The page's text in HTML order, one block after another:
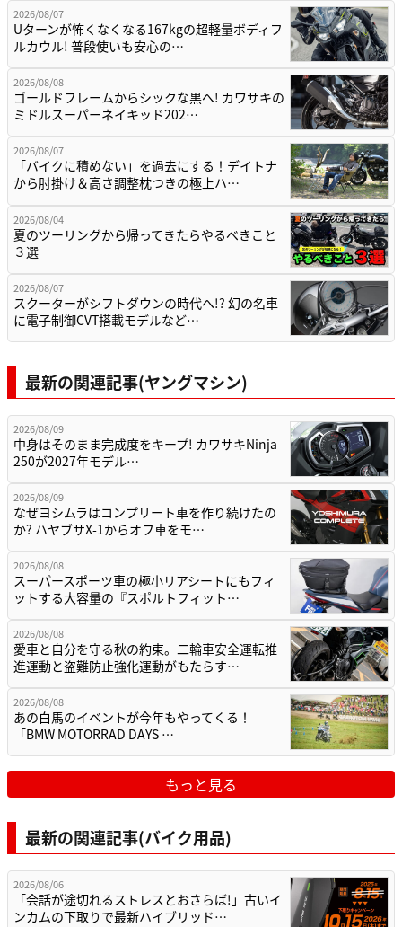
2026/08/07
Uターンが怖くなくなる167kgの超軽量ボディフ
ルカウル! 普段使いも安心の…
2026/08/08
ゴールドフレームからシックな黒へ! カワサキの
ミドルスーパーネイキッド202…
2026/08/07
「バイクに積めない」を過去にする！デイトナ
から肘掛け＆高さ調整枕つきの極上ハ…
2026/08/04
夏のツーリングから帰ってきたらやるべきこと
３選
2026/08/07
スクーターがシフトダウンの時代へ!? 幻の名車
に電子制御CVT搭載モデルなど…
最新の関連記事(ヤングマシン)
2026/08/09
中身はそのまま完成度をキープ! カワサキNinja
250が2027年モデル…
2026/08/09
なぜヨシムラはコンプリート車を作り続けたの
か? ハヤブサX-1からオフ車をモ…
2026/08/08
スーパースポーツ車の極小リアシートにもフィ
ットする大容量の『スポルトフィット…
2026/08/08
愛車と自分を守る秋の約束。二輪車安全運転推
進運動と盗難防止強化運動がもたらす…
2026/08/08
あの白馬のイベントが今年もやってくる！
「BMW MOTORRAD DAYS …
もっと見る
最新の関連記事(バイク用品)
2026/08/06
「会話が途切れるストレスとおさらば!」古いイ
ンカムの下取りで最新ハイブリッド…